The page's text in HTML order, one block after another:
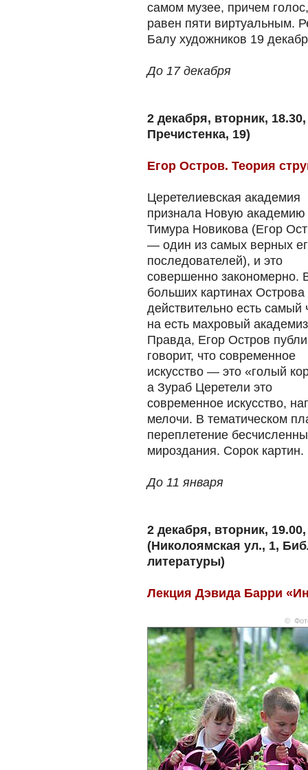
самом музее, причем
равен пяти виртуальным.
Балу художников 19
До 17 декабря
2 декабря, вторник,
Пречистенка, 19)
Егор Остров. Теория
Церетелиевская академия
признала Новую академию
Тимура Новикова (Егор
— один из самых верных
последователей), и это
совершенно закономерно.
больших картинах Острова
действительно есть самый
на есть махровый
Правда, Егор Остров
говорит, что современное
искусство — это «голый
а Зураб Церетели это
современное искусство,
мелочи. В тематическом
переплетение
мироздания. Сорок картин.
До 11 января
2 декабря, вторник,
(Николоямская ул., 1,
литературы)
Лекция Дэвида Барри
©